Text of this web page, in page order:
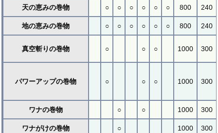
天の恵みの巻物 ○ ○ ○ ○ ○ ○ 800 240
地の恵みの巻物 ○ ○ ○ ○ ○ ○ 800 240
真空斬りの巻物 ○ ○ ○ 1000 300
パワーアップの巻物 ○ ○ ○ 1000 300
ワナの巻物 ○ ○ 1000 300
ワナがけの巻物 ○ 1000 300